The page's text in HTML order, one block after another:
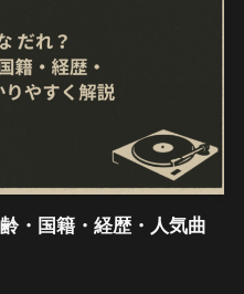
・国籍・経歴・人気曲